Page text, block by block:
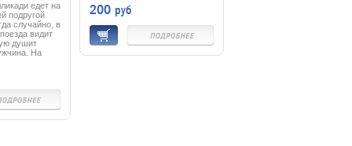
едет на
подругой
случайно, в
видит
душит
На
Марпл
200 руб